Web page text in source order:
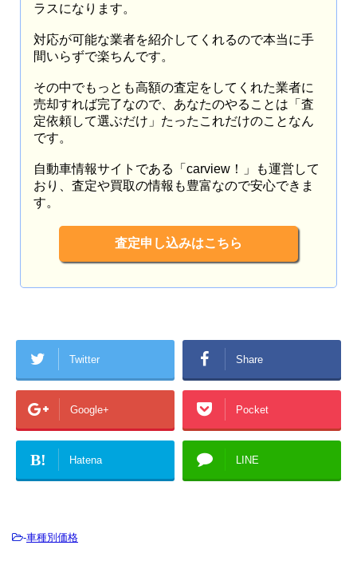
ラスになります。
対応が可能な業者を紹介してくれるので本当に手
間いらずで楽ちんです。
その中でもっとも高額の査定をしてくれた業者に
売却すれば完了なので、あなたのやることは「査
定依頼して選ぶだけ」たったこれだけのことなん
です。
自動車情報サイトである「carview！」も運営して
おり、査定や買取の情報も豊富なので安心できま
す。
査定申し込みはこちら
Twitter Share
Google+ Pocket
B! Hatena LINE
-車種別価格